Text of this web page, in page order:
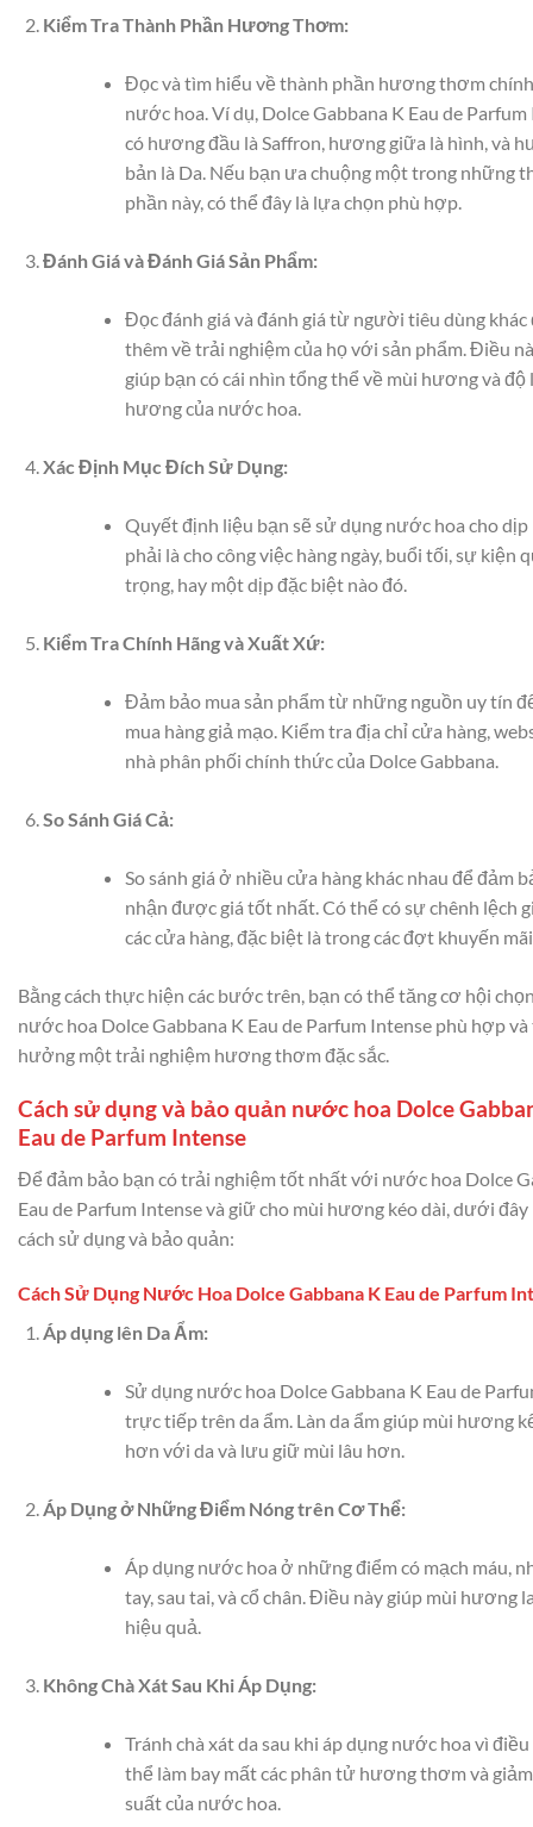
Kiểm Tra Thành Phần Hương Thơm:
Đọc và tìm hiểu về thành phần hương thơm
nước hoa. Ví dụ, Dolce Gabbana K Eau de Parfum
có hương đầu là Saffron, hương giữa là hình, và
bản là Da. Nếu bạn ưa chuộng một trong những
phần này, có thể đây là lựa chọn phù hợp.
Đánh Giá và Đánh Giá Sản Phẩm:
Đọc đánh giá và đánh giá từ người tiêu dùng khác
thêm về trải nghiệm của họ với sản phẩm. Điều
giúp bạn có cái nhìn tổng thể về mùi hương và độ
hương của nước hoa.
Xác Định Mục Đích Sử Dụng:
Quyết định liệu bạn sẽ sử dụng nước hoa cho dịp
phải là cho công việc hàng ngày, buổi tối, sự kiện
trọng, hay một dịp đặc biệt nào đó.
Kiểm Tra Chính Hãng và Xuất Xứ:
Đảm bảo mua sản phẩm từ những nguồn uy tín
mua hàng giả mạo. Kiểm tra địa chỉ cửa hàng,
nhà phân phối chính thức của Dolce Gabbana.
So Sánh Giá Cả:
So sánh giá ở nhiều cửa hàng khác nhau để đảm
nhận được giá tốt nhất. Có thể có sự chênh lệch
các cửa hàng, đặc biệt là trong các đợt khuyến
Bằng cách thực hiện các bước trên, bạn có thể tăng cơ hội
nước hoa Dolce Gabbana K Eau de Parfum Intense phù hợp
hưởng một trải nghiệm hương thơm đặc sắc.
Cách sử dụng và bảo quản nước hoa Dolce
Eau de Parfum Intense
Để đảm bảo bạn có trải nghiệm tốt nhất với nước hoa Dolce
Eau de Parfum Intense và giữ cho mùi hương kéo dài, dưới đây
cách sử dụng và bảo quản:
Cách Sử Dụng Nước Hoa Dolce Gabbana K Eau de Parfum
Áp dụng lên Da Ẩm:
Sử dụng nước hoa Dolce Gabbana K Eau de
trực tiếp trên da ẩm. Làn da ẩm giúp mùi hương
hơn với da và lưu giữ mùi lâu hơn.
Áp Dụng ở Những Điểm Nóng trên Cơ Thể:
Áp dụng nước hoa ở những điểm có mạch máu,
tay, sau tai, và cổ chân. Điều này giúp mùi hương
hiệu quả.
Không Chà Xát Sau Khi Áp Dụng:
Tránh chà xát da sau khi áp dụng nước hoa vì điều
thể làm bay mất các phân tử hương thơm và
suất của nước hoa.